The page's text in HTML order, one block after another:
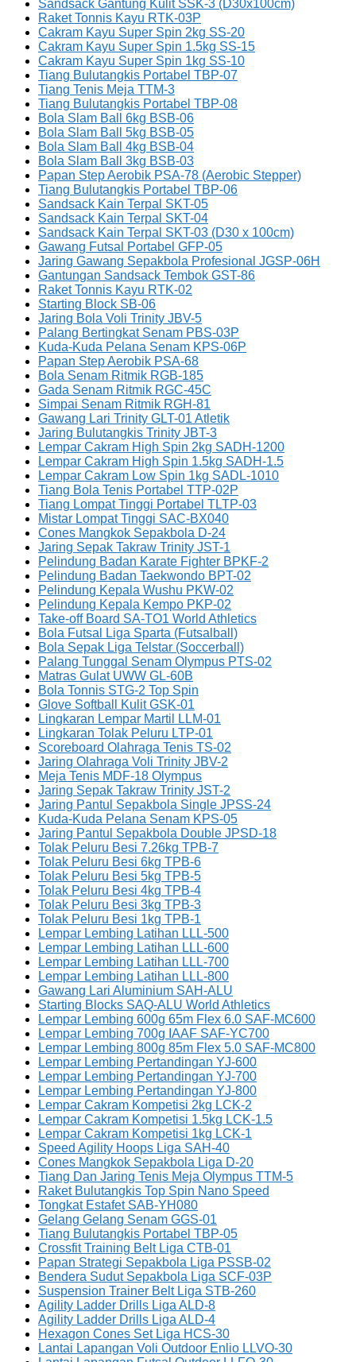
Sandsack Gantung Kulit SSK-3 (D30x100cm)
Raket Tonnis Kayu RTK-03P
Cakram Kayu Super Spin 2kg SS-20
Cakram Kayu Super Spin 1.5kg SS-15
Cakram Kayu Super Spin 1kg SS-10
Tiang Bulutangkis Portabel TBP-07
Tiang Tenis Meja TTM-3
Tiang Bulutangkis Portabel TBP-08
Bola Slam Ball 6kg BSB-06
Bola Slam Ball 5kg BSB-05
Bola Slam Ball 4kg BSB-04
Bola Slam Ball 3kg BSB-03
Papan Step Aerobik PSA-78 (Aerobic Stepper)
Tiang Bulutangkis Portabel TBP-06
Sandsack Kain Terpal SKT-05
Sandsack Kain Terpal SKT-04
Sandsack Kain Terpal SKT-03 (D30 x 100cm)
Gawang Futsal Portabel GFP-05
Jaring Gawang Sepakbola Profesional JGSP-06H
Gantungan Sandsack Tembok GST-86
Raket Tonnis Kayu RTK-02
Starting Block SB-06
Jaring Bola Voli Trinity JBV-5
Palang Bertingkat Senam PBS-03P
Kuda-Kuda Pelana Senam KPS-06P
Papan Step Aerobik PSA-68
Bola Senam Ritmik RGB-185
Gada Senam Ritmik RGC-45C
Simpai Senam Ritmik RGH-81
Gawang Lari Trinity GLT-01 Atletik
Jaring Bulutangkis Trinity JBT-3
Lempar Cakram High Spin 2kg SADH-1200
Lempar Cakram High Spin 1.5kg SADH-1.5
Lempar Cakram Low Spin 1kg SADL-1010
Tiang Bola Tenis Portabel TTP-02P
Tiang Lompat Tinggi Portabel TLTP-03
Mistar Lompat Tinggi SAC-BX040
Cones Mangkok Sepakbola D-24
Jaring Sepak Takraw Trinity JST-1
Pelindung Badan Karate Fighter BPKF-2
Pelindung Badan Taekwondo BPT-02
Pelindung Kepala Wushu PKW-02
Pelindung Kepala Kempo PKP-02
Take-off Board SA-TO1 World Athletics
Bola Futsal Liga Sparta (Futsalball)
Bola Sepak Liga Telstar (Soccerball)
Palang Tunggal Senam Olympus PTS-02
Matras Gulat UWW GL-60B
Bola Tonnis STG-2 Top Spin
Glove Softball Kulit GSK-01
Lingkaran Lempar Martil LLM-01
Lingkaran Tolak Peluru LTP-01
Scoreboard Olahraga Tenis TS-02
Jaring Olahraga Voli Trinity JBV-2
Meja Tenis MDF-18 Olympus
Jaring Sepak Takraw Trinity JST-2
Jaring Pantul Sepakbola Single JPSS-24
Kuda-Kuda Pelana Senam KPS-05
Jaring Pantul Sepakbola Double JPSD-18
Tolak Peluru Besi 7.26kg TPB-7
Tolak Peluru Besi 6kg TPB-6
Tolak Peluru Besi 5kg TPB-5
Tolak Peluru Besi 4kg TPB-4
Tolak Peluru Besi 3kg TPB-3
Tolak Peluru Besi 1kg TPB-1
Lempar Lembing Latihan LLL-500
Lempar Lembing Latihan LLL-600
Lempar Lembing Latihan LLL-700
Lempar Lembing Latihan LLL-800
Gawang Lari Aluminium SAH-ALU
Starting Blocks SAQ-ALU World Athletics
Lempar Lembing 600g 65m Flex 6.0 SAF-MC600
Lempar Lembing 700g IAAF SAF-YC700
Lempar Lembing 800g 85m Flex 5.0 SAF-MC800
Lempar Lembing Pertandingan YJ-600
Lempar Lembing Pertandingan YJ-700
Lempar Lembing Pertandingan YJ-800
Lempar Cakram Kompetisi 2kg LCK-2
Lempar Cakram Kompetisi 1.5kg LCK-1.5
Lempar Cakram Kompetisi 1kg LCK-1
Speed Agility Hoops Liga SAH-40
Cones Mangkok Sepakbola Liga D-20
Tiang Dan Jaring Tenis Meja Olympus TTM-5
Raket Bulutangkis Top Spin Nano Speed
Tongkat Estafet SAB-YH080
Gelang Gelang Senam GGS-01
Tiang Bulutangkis Portabel TBP-05
Crossfit Training Belt Liga CTB-01
Papan Strategi Sepakbola Liga PSSB-02
Bendera Sudut Sepakbola Liga SCF-03P
Suspension Trainer Belt Liga STB-260
Agility Ladder Drills Liga ALD-8
Agility Ladder Drills Liga ALD-4
Hexagon Cones Set Liga HCS-30
Lantai Lapangan Voli Outdoor Enlio LLVO-30